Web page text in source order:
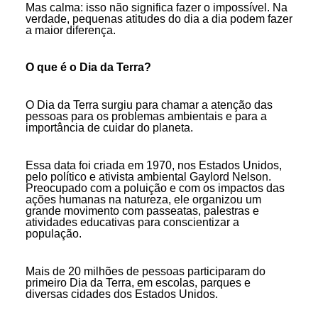
Mas calma: isso não significa fazer o impossível. Na
verdade, pequenas atitudes do dia a dia podem fazer
a maior diferença.
O que é o Dia da Terra?
O Dia da Terra surgiu para chamar a atenção das
pessoas para os problemas ambientais e para a
importância de cuidar do planeta.
Essa data foi criada em 1970, nos Estados Unidos,
pelo político e ativista ambiental Gaylord Nelson.
Preocupado com a poluição e com os impactos das
ações humanas na natureza, ele organizou um
grande movimento com passeatas, palestras e
atividades educativas para conscientizar a
população.
Mais de 20 milhões de pessoas participaram do
primeiro Dia da Terra, em escolas, parques e
diversas cidades dos Estados Unidos.